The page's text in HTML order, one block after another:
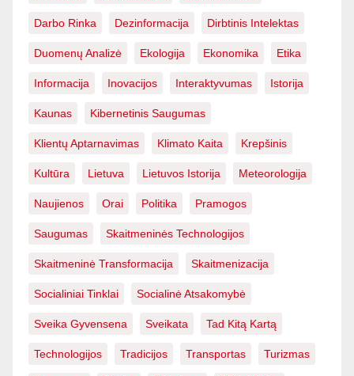
Darbo Rinka Dezinformacija Dirbtinis Intelektas
Duomenų Analizė Ekologija Ekonomika Etika
Informacija Inovacijos Interaktyvumas Istorija
Kaunas Kibernetinis Saugumas
Klientų Aptarnavimas Klimato Kaita Krepšinis
Kultūra Lietuva Lietuvos Istorija Meteorologija
Naujienos Orai Politika Pramogos
Saugumas Skaitmeninės Technologijos
Skaitmeninė Transformacija Skaitmenizacija
Socialiniai Tinklai Socialinė Atsakomybė
Sveika Gyvensena Sveikata Tad Kitą Kartą
Technologijos Tradicijos Transportas Turizmas